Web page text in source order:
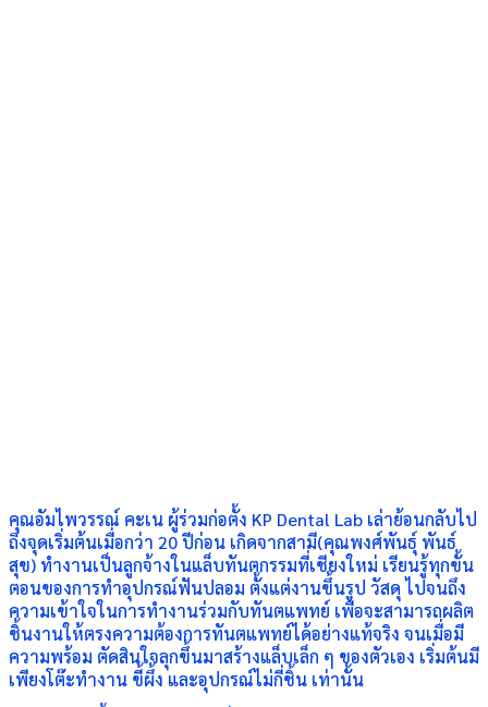
คุณอัมไพวรรณ์ คะเน ผู้ร่วมก่อตั้ง KP Dental Lab เล่าย้อนกลับไป
ถึงจุดเริ่มต้นเมื่อกว่า 20 ปีก่อน เกิดจากสามี(คุณพงศ์พันธุ์ พันธ์
สุข) ทำงานเป็นลูกจ้างในแล็บทันตกรรมที่เชียงใหม่ เรียนรู้ทุกขั้น
ตอนของการทำอุปกรณ์ฟันปลอม ตั้งแต่งานขึ้นรูป วัสดุ ไปจนถึง
ความเข้าใจในการทำงานร่วมกับทันตแพทย์ เพื่อจะสามารถผลิต
ชิ้นงานให้ตรงความต้องการทันตแพทย์ได้อย่างแท้จริง จนเมื่อมี
ความพร้อม ตัดสินใจลุกขึ้นมาสร้างแล็บเล็ก ๆ ของตัวเอง เริ่มต้นมี
เพียงโต๊ะทำงาน ขี้ผึ้ง และอุปกรณ์ไม่กี่ชิ้น เท่านั้น